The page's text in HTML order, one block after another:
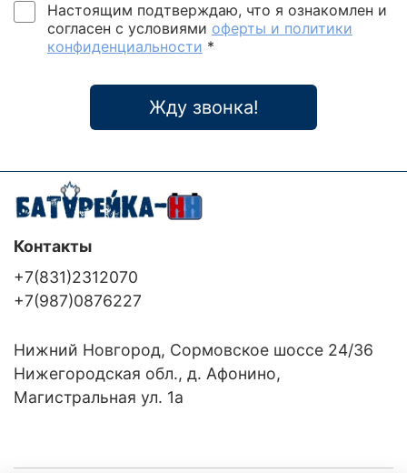
Настоящим подтверждаю, что я ознакомлен и
согласен с условиями оферты и политики
конфиденциальности *
Жду звонка!
Контакты
+7(831)2312070
+7(987)0876227
Нижний Новгород, Сормовское шоссе 24/36
Нижегородская обл., д. Афонино,
Магистральная ул. 1а